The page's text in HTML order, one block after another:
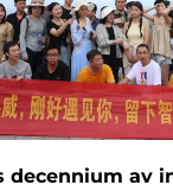
decennium av